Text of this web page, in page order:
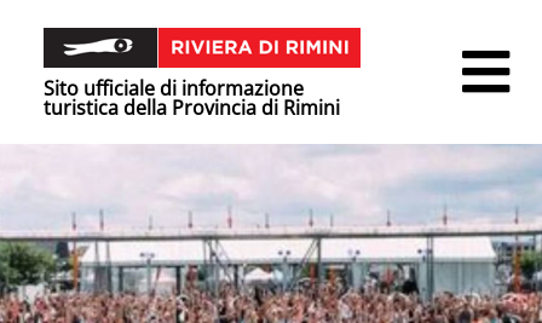
Sito ufficiale di informazione
turistica della Provincia di Rimini